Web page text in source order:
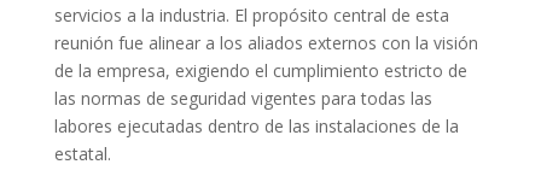
servicios a la industria. El propósito central de esta
reunión fue alinear a los aliados externos con la visión
de la empresa, exigiendo el cumplimiento estricto de
las normas de seguridad vigentes para todas las
labores ejecutadas dentro de las instalaciones de la
estatal.